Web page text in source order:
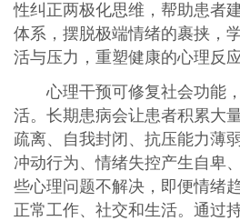
性纠正两极化思维，帮助患者
体系，摆脱极端情绪的裹挟，
活与压力，重塑健康的心理反应
心理干预可修复社会功能
活。长期患病会让患者积累大
疏离、自我封闭、抗压能力薄
冲动行为、情绪失控产生自卑
些心理问题不解决，即便情绪
正常工作、社交和生活。通过